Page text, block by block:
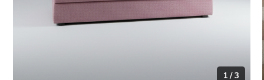
1 / 3